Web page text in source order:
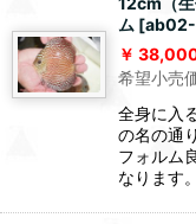
ム [
希望小売
全身に入
の名の通
フォルム
なります。